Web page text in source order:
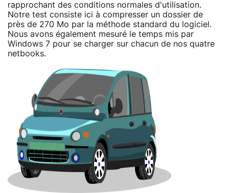
rapprochant des conditions normales d'utilisation.
Notre test consiste ici à compresser un dossier de
près de 270 Mo par la méthode standard du logiciel.
Nous avons également mesuré le temps mis par
Windows 7 pour se charger sur chacun de nos quatre
netbooks.